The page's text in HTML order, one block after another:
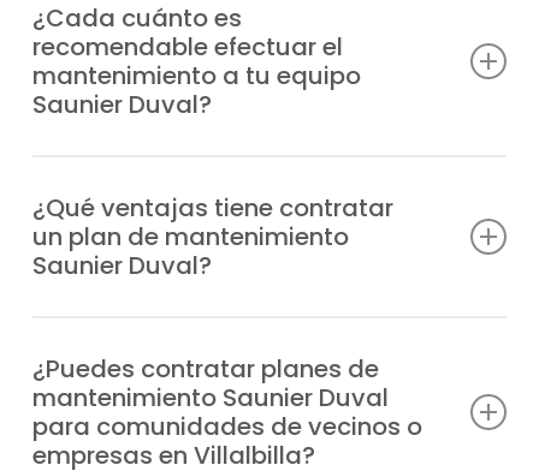
¿Cada cuánto es
recomendable efectuar el
mantenimiento a tu equipo
Saunier Duval?
vez al año, aunque la frecuencia puede
depender del uso que reciba el sistema y
de la puesta a punto que prefieras.
¿Qué ventajas tiene contratar
un plan de mantenimiento
Saunier Duval?
equipo técnico, alargas la durabilidad de tu
sistema, reduces el gasto de energía y
garantizas la seguridad en tu hogar.
¿Puedes contratar planes de
mantenimiento Saunier Duval
para comunidades de vecinos o
empresas en Villalbilla?